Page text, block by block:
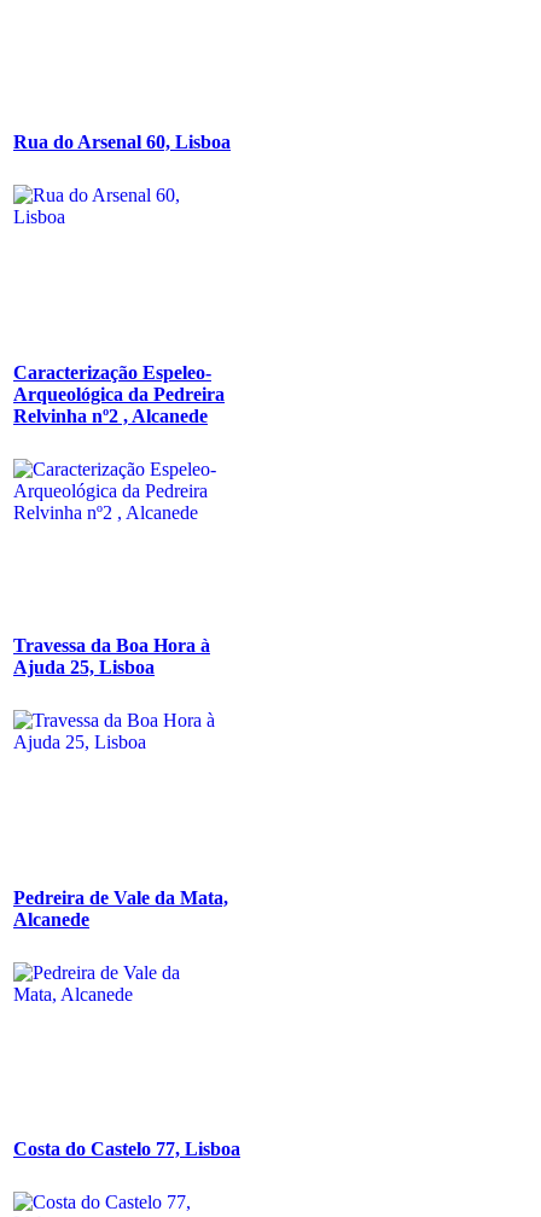
Rua do Arsenal 60, Lisboa
Caracterização Espeleo-
Arqueológica da Pedreira
Relvinha nº2 , Alcanede
Travessa da Boa Hora à
Ajuda 25, Lisboa
Pedreira de Vale da Mata,
Alcanede
Costa do Castelo 77, Lisboa